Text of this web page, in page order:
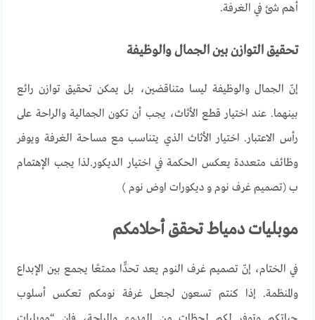
أهم شئ في الغرفة.
تحقيق التوازن بين الجمال والوظيفة
إنّ الجمال والوظيفة ليسا متناقضين، بل يمكن تحقيق توازن رائع
بينهما. عند اختيار قطع الأثاث، يجب أن تكون الجمالية والراحة على
رأس الاعتبار. اختيار الأثاث الذي يتناسب مع مساحة الغرفة ويوفر
وظائف متعددة يعكس الحكمة في اختيار الديكور.لذا يجب الإهتمام
ب (تصميم غرف نوم و ديكورات اوض نوم )
موبليات دمياط تحقق أحلامكم
في الختام، إنّ تصميم غرف النوم يعد تحدٍّا ممتعًا يجمع بين الإبداع
والمنظمة. إذا كنتم تسعون لجعل غرفة نومكم تعكس أسلوب